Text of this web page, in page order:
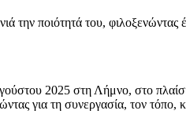
την ποιότητά του, φιλοξενώντας
2025 στη Λήμνο, στο
για τη συνεργασία, τον τόπο,